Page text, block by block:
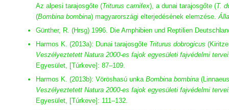
Az alpesi tarajosgőte (Triturus carnifex), a dunai tarajosgőte (T.
(Bombina bombina) magyarországi elterjedésének elemzése.
Günther, R. (Hrsg) 1996. Die Amphibien und Reptilien
Harmos K. (2013a): Dunai tarajosgőte Triturus dobrogicus
Veszélyeztetett Natura 2000-es fajok egyesületi fajvédelmi
Egyesület, [Túrkeve]: 87–109.
Harmos K. (2013b): Vöröshasú unka Bombina bombina
Veszélyeztetett Natura 2000-es fajok egyesületi fajvédelmi
Egyesület, [Túrkeve]: 111–132.